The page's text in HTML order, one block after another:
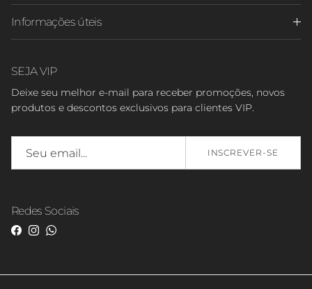
Informações úteis
SEJA VIP
Deixe seu melhor e-mail para receber promoções, novos
produtos e descontos exclusivos para clientes VIP.
INSCREVER-SE
Redes Sociais
Facebook
Instagram
WhatsApp